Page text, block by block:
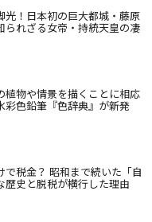
光！日本初の巨大都城・藤原
られざる女帝・持統天皇の凄
植物や情景を描くことに相応
彩色鉛筆『色辞典』が新発
で税金？ 昭和まで続いた「自
歴史と脱税が横行した理由